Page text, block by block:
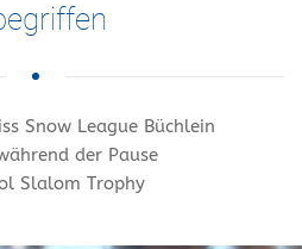
Snow League Büchlein
der Pause
Slalom Trophy